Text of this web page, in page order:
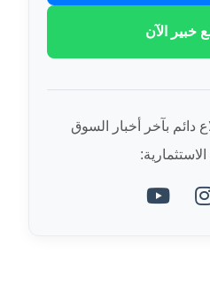
خبير الآن
دائم بآخر أخبار السوق